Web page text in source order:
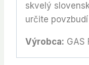
skvelý
určite
Výrobca: GAS